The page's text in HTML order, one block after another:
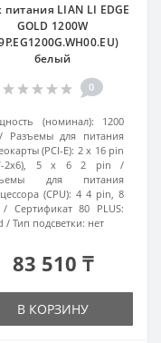
питания LIAN LI EDGE
GOLD 1200W
белый
0
(номинал):
1200
Разъемы для питания
(PCI-E): 2 x 16 pin
2x6), 5 x 6 2 pin
для питания
(CPU): 4 4 pin, 8
Сертификат 80 PLUS:
Тип подсветки: нет
83 510 ₸
В КОРЗИНУ